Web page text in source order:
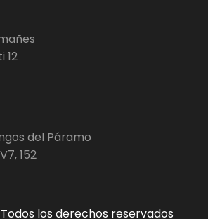
12
del Páramo
152
los derechos reservados